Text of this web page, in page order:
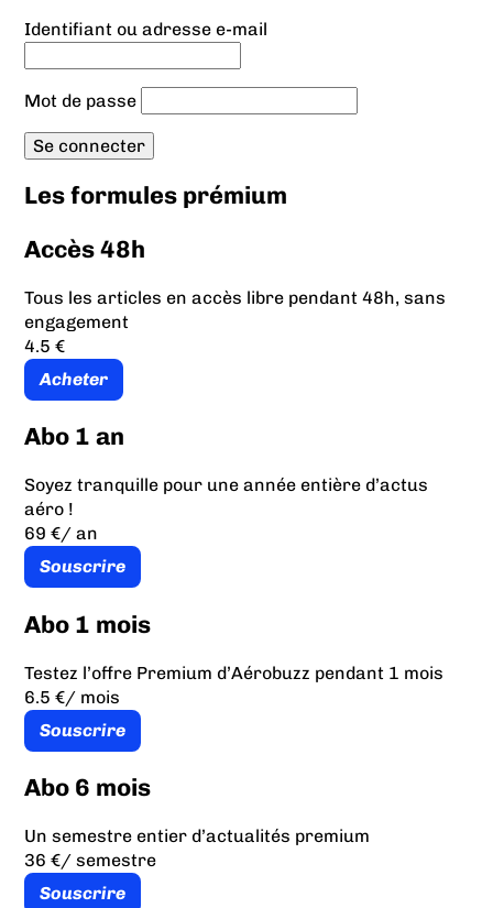
Identifiant ou adresse e-mail
Mot de passe
Les formules prémium
Accès 48h
Tous les articles en accès libre pendant 48h, sans
engagement
4.5 €
Acheter
Abo 1 an
Soyez tranquille pour une année entière d’actus
aéro !
69 €/ an
Souscrire
Abo 1 mois
Testez l’offre Premium d’Aérobuzz pendant 1 mois
6.5 €/ mois
Souscrire
Abo 6 mois
Un semestre entier d’actualités premium
36 €/ semestre
Souscrire